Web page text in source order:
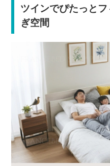
ツインでぴたっと
ぎ空間